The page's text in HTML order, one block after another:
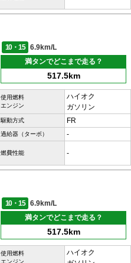
10・15
6.9km/L
満タンでどこまで走る？
517.5km
使用燃料
エンジン
ハイオク
ガソリン
駆動方式 FR
過給器（ターボ） -
燃費性能 -
10・15
6.9km/L
満タンでどこまで走る？
517.5km
使用燃料
エンジン
ハイオク